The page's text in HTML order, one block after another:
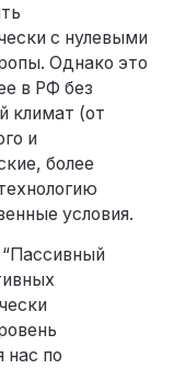
с нулевыми
Однако это
в РФ без
климат (от
и
более
условия.
нас по